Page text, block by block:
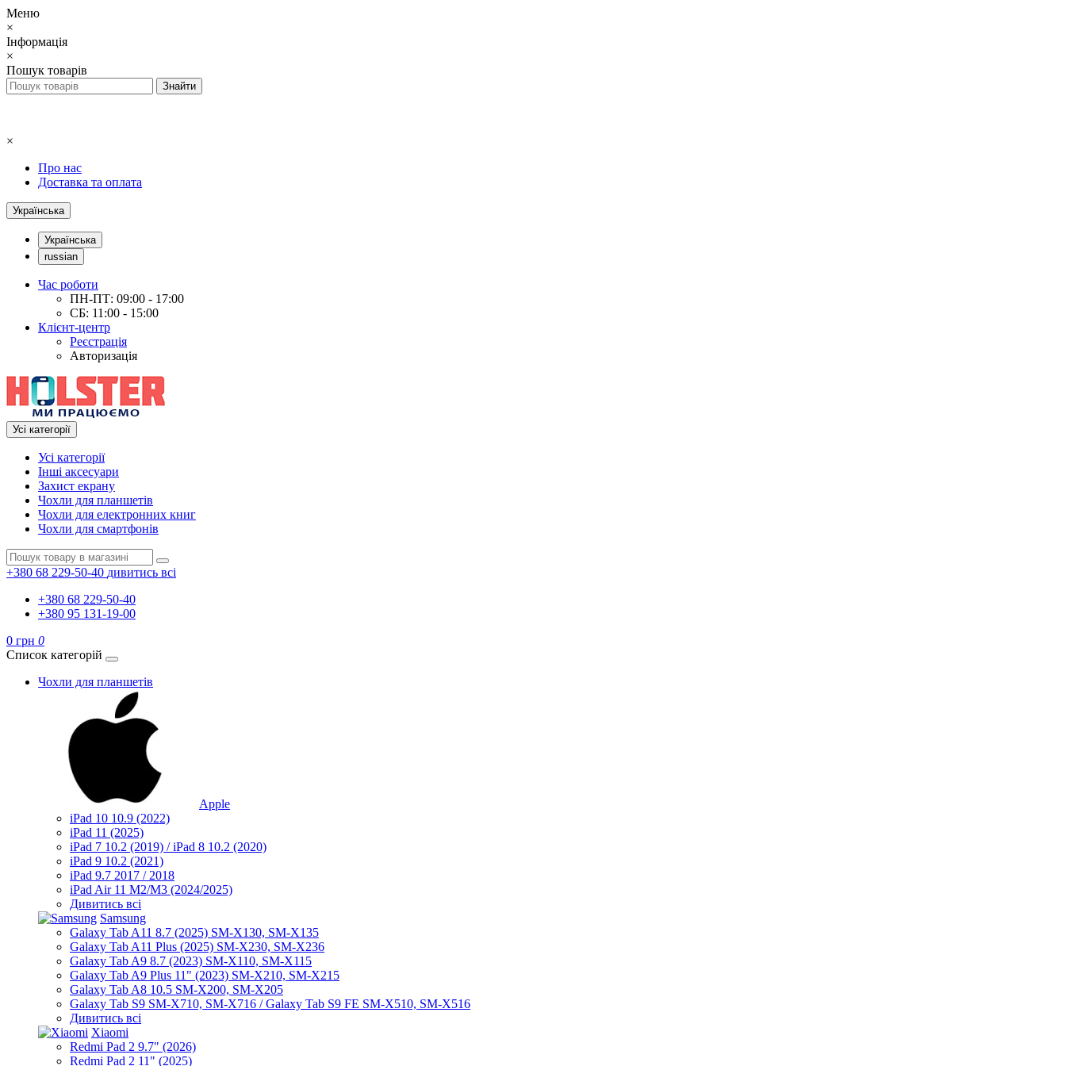
Меню
×
Інформація
×
Пошук товарів
×
Про нас
Доставка та оплата
Українська
Українська
russian
Час роботи
ПН-ПТ: 09:00 - 17:00
СБ: 11:00 - 15:00
Клієнт-центр
Реєстрація
Авторизація
Усі категорії
Усі категорії
Інші аксесуари
Захист екрану
Чохли для планшетів
Чохли для електронних книг
Чохли для смартфонів
+380 68 229-50-40 дивитись всі
+380 68 229-50-40
+380 95 131-19-00
0 грн 0
Список категорій
Чохли для планшетів
Apple
iPad 10 10.9 (2022)
iPad 11 (2025)
iPad 7 10.2 (2019) / iPad 8 10.2 (2020)
iPad 9 10.2 (2021)
iPad 9.7 2017 / 2018
iPad Air 11 M2/M3 (2024/2025)
Дивитись всі
Samsung
Galaxy Tab A11 8.7 (2025) SM-X130, SM-X135
Galaxy Tab A11 Plus (2025) SM-X230, SM-X236
Galaxy Tab A9 8.7 (2023) SM-X110, SM-X115
Galaxy Tab A9 Plus 11" (2023) SM-X210, SM-X215
Galaxy Tab A8 10.5 SM-X200, SM-X205
Galaxy Tab S9 SM-X710, SM-X716 / Galaxy Tab S9 FE SM-X510, SM-X516
Дивитись всі
Xiaomi
Redmi Pad 2 9.7" (2026)
Redmi Pad 2 11" (2025)